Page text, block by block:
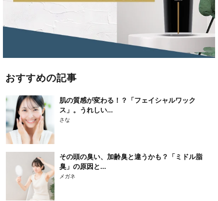
おすすめの記事
肌の質感が変わる！？「フェイシャルワック
ス」。うれしい...
さな
その頭の臭い、加齢臭と違うかも？「ミドル脂
臭」の原因と...
メガネ